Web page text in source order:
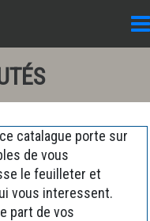
catalague porte sur
de vous
le feuilleter et
vous interessent.
part de vos